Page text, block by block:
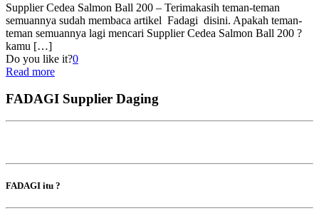
Supplier Cedea Salmon Ball 200 – Terimakasih teman-teman
semuannya sudah membaca artikel Fadagi disini. Apakah teman-
teman semuannya lagi mencari Supplier Cedea Salmon Ball 200 ?
kamu […]
Do you like it?0
Read more
FADAGI Supplier Daging
FADAGI itu ?